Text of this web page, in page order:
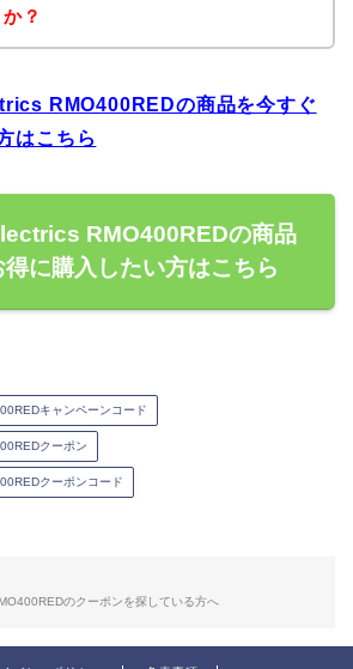
？
RMO400REDの商品を今すぐ
はこちら
RMO400REDの商品
得に購入したい方はこちら
キャンペーンコード
クーポン
クーポンコード
のクーポンを探している方へ